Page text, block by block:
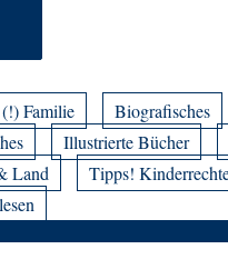
Familie Biografisches
Illustrierte Bücher
Land Tipps!